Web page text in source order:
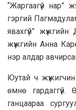
“Жаргаагүй нар”
гэргий
явахгүй”
жүжгийн Анна
нэр алдар
Юутай ч
өмнө гардаггүй.
ганцаараа